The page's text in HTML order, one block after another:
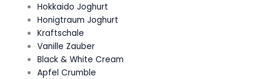
Hokkaido Joghurt
Honigtraum Joghurt
Kraftschale
Vanille Zauber
Black & White Cream
Apfel Crumble